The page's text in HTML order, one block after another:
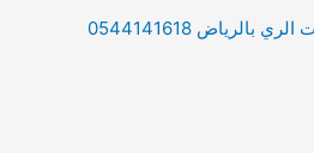
شركة تمديد شبكات الري بالرياض 0544141618